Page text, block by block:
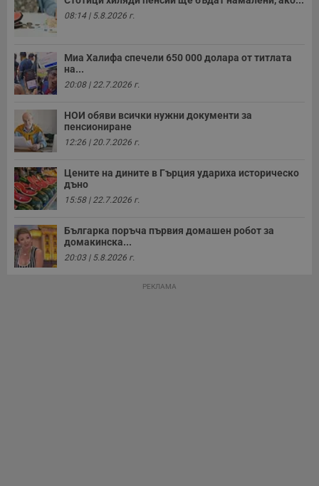
08:14 | 5.8.2026 г.
Миа Халифа спечели 650 000 долара от титлата
на...
20:08 | 22.7.2026 г.
НОИ обяви всички нужни документи за
пенсиониране
12:26 | 20.7.2026 г.
Цените на дините в Гърция удариха историческо
дъно
15:58 | 22.7.2026 г.
Българка поръча първия домашен робот за
домакинска...
20:03 | 5.8.2026 г.
РЕКЛАМА